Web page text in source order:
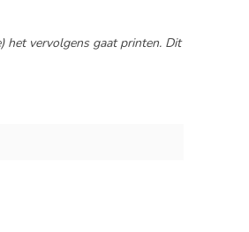
het vervolgens gaat printen. Dit